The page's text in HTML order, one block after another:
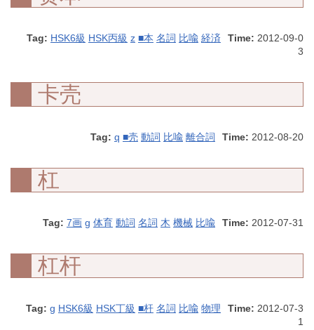
Tag: HSK6級 HSK丙級 z ■本 名詞 比喩 経済 Time: 2012-09-0
3
卡壳
Tag: q ■壳 動詞 比喩 離合詞 Time: 2012-08-20
杠
Tag: 7画 g 体育 動詞 名詞 木 機械 比喩 Time: 2012-07-31
杠杆
Tag: g HSK6級 HSK丁級 ■杆 名詞 比喩 物理 Time: 2012-07-3
1